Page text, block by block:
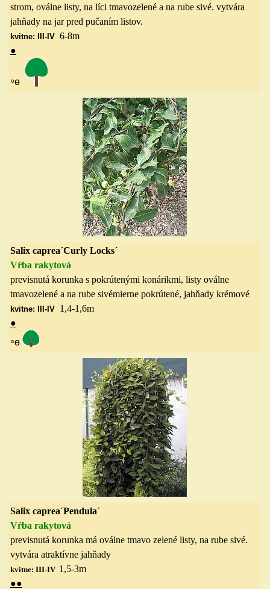
strom, oválne listy, na líci tmavozelené a na rube sivé. vytvára
jahňady na jar pred pučaním listov.
kvitne: III-IV 6-8m
●
◦ө
Salix caprea´Curly Locks´
Vŕba rakytová
previsnutá korunka s pokrútenými konárikmi, listy oválne
tmavozelené a na rube sivémierne pokrútené, jahňady krémové
kvitne: III-IV 1,4-1,6m
●
◦ө
Salix caprea´Pendula´
Vŕba rakytová
previsnutá korunka má oválne tmavo zelené listy, na rube sivé.
vytvára atraktívne jahňady
kvitne: III-IV 1,5-3m
●●